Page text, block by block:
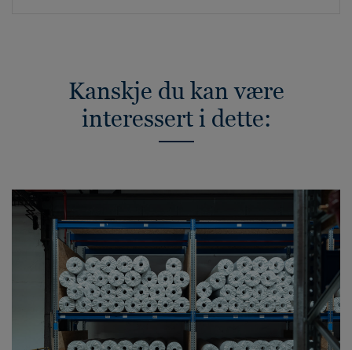
Kanskje du kan være
interessert i dette: